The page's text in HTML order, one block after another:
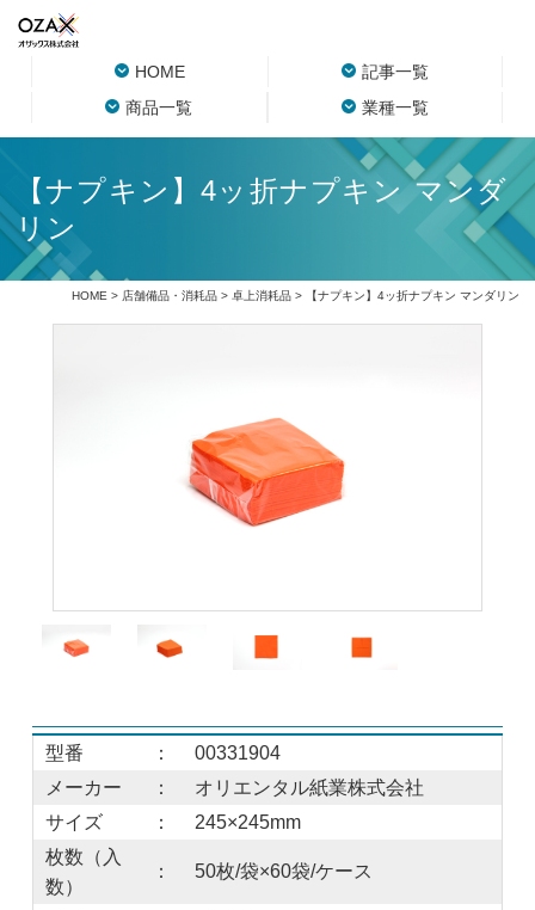
HOME
記事一覧
商品一覧
業種一覧
【ナプキン】4ッ折ナプキン マンダ
リン
HOME > 店舗備品・消耗品> 卓上消耗品> 【ナプキン】4ッ折ナプキン マンダリン
型番 ：
00331904
メーカー
：
オリエンタル紙業株式会社
サイズ
：
245×245mm
枚数（入
数）
： 50枚/袋×60袋/ケース